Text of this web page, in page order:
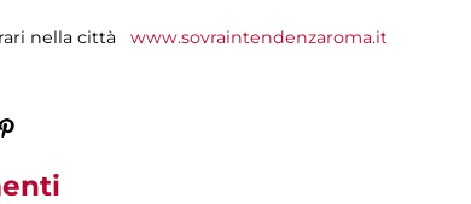
nella città www.sovraintendenzaroma.it